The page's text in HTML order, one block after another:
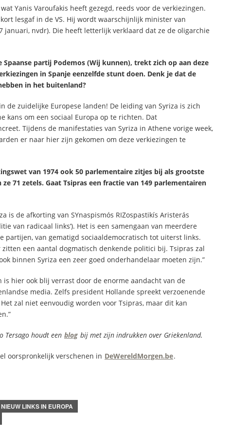
Yanis Varoufakis heeft gezegd, reeds voor de verkiezingen.
lesgaf in de VS. Hij wordt waarschijnlijk minister van
januari, nvdr). Die heeft letterlijk verklaard dat ze de oligarchie
Spaanse partij Podemos (Wij kunnen), trekt zich op aan deze
in Spanje eenzelfde stunt doen. Denk je dat de
in het buitenland?
de zuidelijke Europese landen! De leiding van Syriza is zich
kans om een sociaal Europa op te richten. Dat
Tijdens de manifestaties van Syriza in Athene vorige week,
er naar hier zijn gekomen om deze verkiezingen te
van 1974 ook 50 parlementaire zitjes bij als grootste
71 zetels. Gaat Tsipras een fractie van 149 parlementairen
is de afkorting van SYnaspismós RIZospastikís Aristerás
van radicaal links’). Het is een samengaan van meerdere
partijen, van gematigd sociaaldemocratisch tot uiterst links.
zitten een aantal dogmatisch denkende politici bij. Tsipras zal
binnen Syriza een zeer goed onderhandelaar moeten zijn.”
is hier ook blij verrast door de enorme aandacht van de
media. Zelfs president Hollande spreekt verzoenende
zal niet eenvoudig worden voor Tsipras, maar dit kan
Tersago houdt een blog bij met zijn indrukken over Griekenland.
oorspronkelijk verschenen in DeWereldMorgen.be.
NIEUW LINKS IN EUROPA